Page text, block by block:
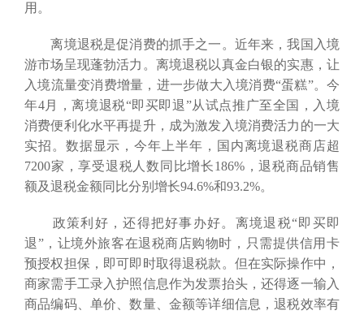
用。
离境退税是促消费的抓手之一。近年来，我国入境
游市场呈现蓬勃活力。离境退税以真金白银的实惠，让
入境流量变消费增量，进一步做大入境消费“蛋糕”。今
年4月，离境退税“即买即退”从试点推广至全国，入境
消费便利化水平再提升，成为激发入境消费活力的一大
实招。数据显示，今年上半年，国内离境退税商店超
7200家，享受退税人数同比增长186%，退税商品销售
额及退税金额同比分别增长94.6%和93.2%。
政策利好，还得把好事办好。离境退税“即买即
退”，让境外旅客在退税商店购物时，只需提供信用卡
预授权担保，即可即时取得退税款。但在实际操作中，
商家需手工录入护照信息作为发票抬头，还得逐一输入
商品编码、单价、数量、金额等详细信息，退税效率有